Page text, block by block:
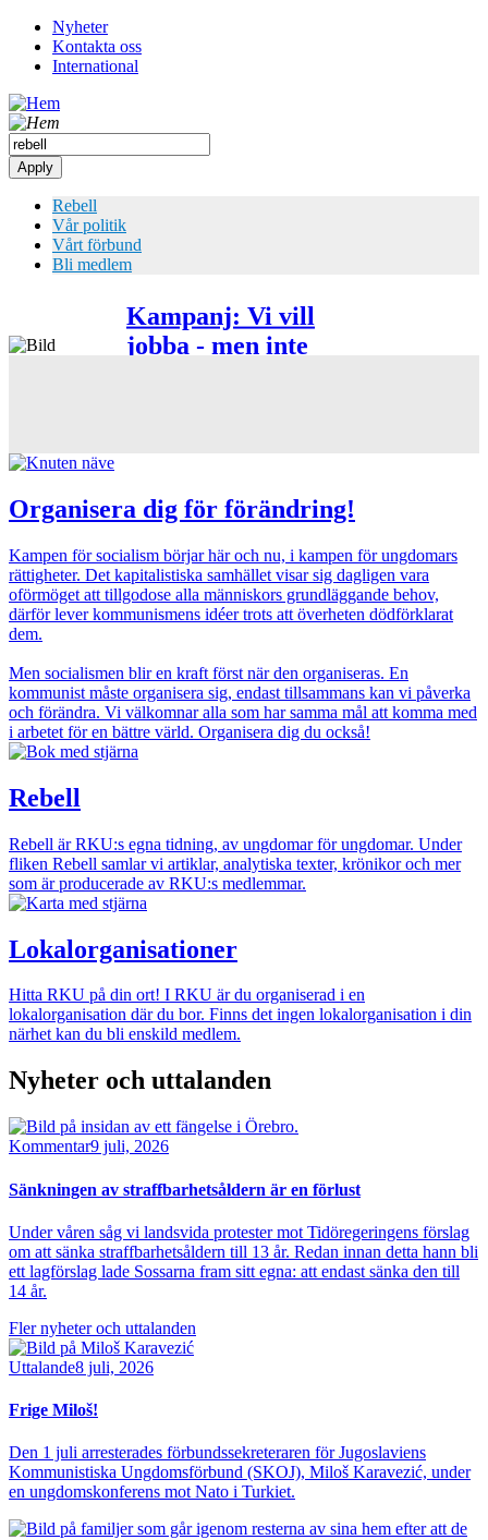
Hoppa
huvudinnehåll
Top
meny
Nyheter
Kontakta oss
International
Rebell
Vår politik
Vårt förbund
Bli medlem
Bild
Kampanj: Vi vill
jobba - men inte
Bild
Organisera dig för förändring!
Kampen för socialism börjar här och nu, i kampen för ungdomars
rättigheter. Det kapitalistiska samhället visar sig dagligen vara
oförmöget att tillgodose alla människors grundläggande behov,
därför lever kommunismens idéer trots att överheten dödförklarat
dem.
Men socialismen blir en kraft först när den organiseras. En
kommunist måste organisera sig, endast tillsammans kan vi påverka
och förändra. Vi välkomnar alla som har samma mål att komma med
i arbetet för en bättre värld. Organisera dig du också!
Bild
Rebell
Rebell är RKU:s egna tidning, av ungdomar för ungdomar. Under
fliken Rebell samlar vi artiklar, analytiska texter, krönikor och mer
som är producerade av RKU:s medlemmar.
Bild
Lokalorganisationer
Hitta RKU på din ort! I RKU är du organiserad i en
lokalorganisation där du bor. Finns det ingen lokalorganisation i din
närhet kan du bli enskild medlem.
Nyheter och uttalanden
Bild
Kommentar9 juli, 2026
Sänkningen av straffbarhetsåldern är en förlust
Under våren såg vi landsvida protester mot Tidöregeringens förslag
om att sänka straffbarhetsåldern till 13 år. Redan innan detta hann bli
ett lagförslag lade Sossarna fram sitt egna: att endast sänka den till
14 år.
Fler nyheter och uttalanden
Bild
Uttalande8 juli, 2026
Frige Miloš!
Den 1 juli arresterades förbundssekreteraren för Jugoslaviens
Kommunistiska Ungdomsförbund (SKOJ), Miloš Karavezić, under
en ungdomskonferens mot Nato i Turkiet.
Bild